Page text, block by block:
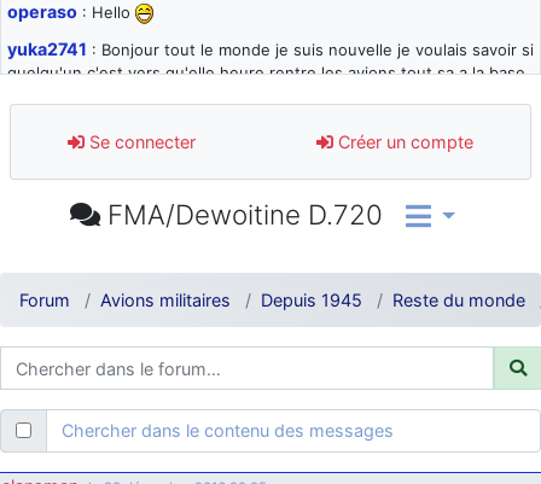
operaso : Hello
yuka2741 : Bonjour tout le monde je suis nouvelle je voulais savoir si
quelqu'un c'est vers qu'elle heure rentre les avions tout sa a la base
d9pouces: désolé pour les quelques blocages du site ces derniers
jours : je teste des méthodes contre le spam et les bots trop nocifs
: Super, la nouvelle bannière
comprendre
d9pouces: ouakamois > si tu parles du sujet sur l'Armée de l'Air,
bien sûr que oui !
je suis un avion@,._,+: Bonjour je viens d'arriver il y a quelques
moi et quelques avions n'ont pas les mêmes noms qu'aujourd'hui
ouakamois: Bonjourà toutes et à tous.en espérantque ces
quelques images du Pays Basque vous auront plu ; Agur…
Se connecter Créer un compte
FMA/Dewoitine D.720
Forum Avions militaires Depuis 1945 Reste du monde
Chercher dans le contenu des messages